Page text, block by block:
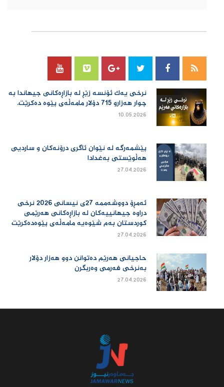
نرخی یەك ئۆنسە زێڕ لە بازاڕەكانی جیهاندا بە
چوار هەزارو 715 دۆلار مامەڵەی پێوە دەكرێت.
10.05.2026
پێشمەرگە لە نێوان ئاگری درۆنەکان و ساردیی
هەڵوێستی بەغدادا
27.04.2026
ئەمڕۆ دووشەممە 27ی نیسانی 2026 نرخی
دراوە جیهانییەكان لە بازاڕەكانی هەرێمی
كوردستان بەم شێوەیە مامەڵەی پێوەدەكرێت
27.04.2026
حاجیانی هەرێم دەتوانن دوو هەزار دۆلار
بەنرخی فەرمی وەربگرن
27.04.2026